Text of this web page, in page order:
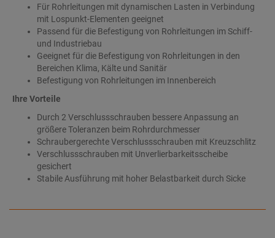
Für Rohrleitungen mit dynamischen Lasten in Verbindung
mit Lospunkt-Elementen geeignet
Passend für die Befestigung von Rohrleitungen im Schiff-
und Industriebau
Geeignet für die Befestigung von Rohrleitungen in den
Bereichen Klima, Kälte und Sanitär
Befestigung von Rohrleitungen im Innenbereich
Ihre Vorteile
Durch 2 Verschlussschrauben bessere Anpassung an
größere Toleranzen beim Rohrdurchmesser
Schraubergerechte Verschlussschrauben mit Kreuzschlitz
Verschlussschrauben mit Unverlierbarkeitsscheibe
gesichert
Stabile Ausführung mit hoher Belastbarkeit durch Sicke